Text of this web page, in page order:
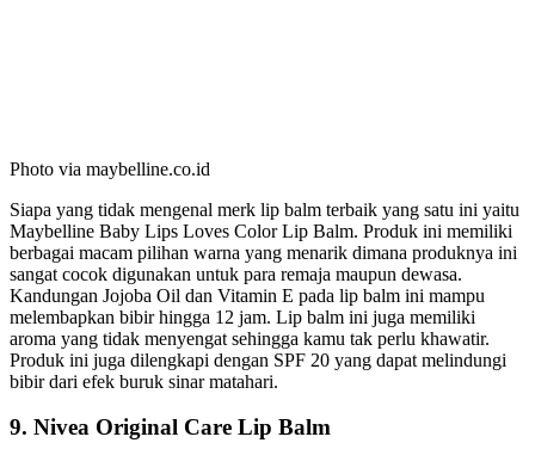
Photo via maybelline.co.id
Siapa yang tidak mengenal merk lip balm terbaik yang satu ini yaitu
Maybelline Baby Lips Loves Color Lip Balm. Produk ini memiliki
berbagai macam pilihan warna yang menarik dimana produknya ini
sangat cocok digunakan untuk para remaja maupun dewasa.
Kandungan Jojoba Oil dan Vitamin E pada lip balm ini mampu
melembapkan bibir hingga 12 jam. Lip balm ini juga memiliki
aroma yang tidak menyengat sehingga kamu tak perlu khawatir.
Produk ini juga dilengkapi dengan SPF 20 yang dapat melindungi
bibir dari efek buruk sinar matahari.
9. Nivea Original Care Lip Balm